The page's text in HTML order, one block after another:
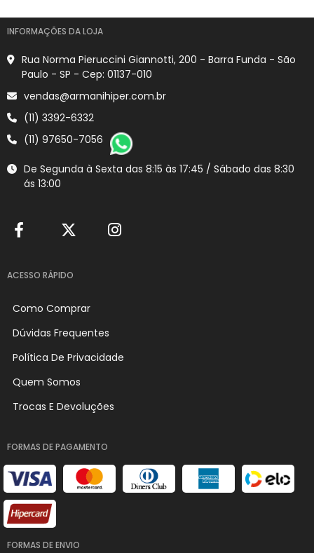
INFORMAÇÕES DA LOJA
Rua Norma Pieruccini Giannotti, 200 - Barra Funda - São
Paulo - SP - Cep: 01137-010
vendas@armanihiper.com.br
(11) 3392-6332
(11) 97650-7056
De Segunda à Sexta das 8:15 às 17:45 / Sábado das 8:30
ás 13:00
ACESSO RÁPIDO
Como Comprar
Dúvidas Frequentes
Política De Privacidade
Quem Somos
Trocas E Devoluções
FORMAS DE PAGAMENTO
FORMAS DE ENVIO